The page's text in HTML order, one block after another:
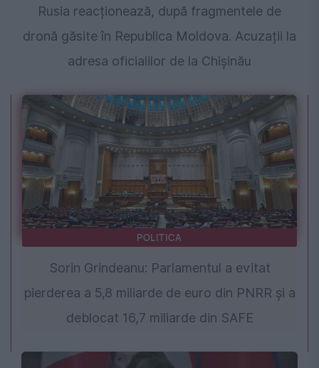
Rusia reacționează, după fragmentele de
dronă găsite în Republica Moldova. Acuzații la
adresa oficialilor de la Chișinău
POLITICA
Sorin Grindeanu: Parlamentul a evitat
pierderea a 5,8 miliarde de euro din PNRR și a
deblocat 16,7 miliarde din SAFE